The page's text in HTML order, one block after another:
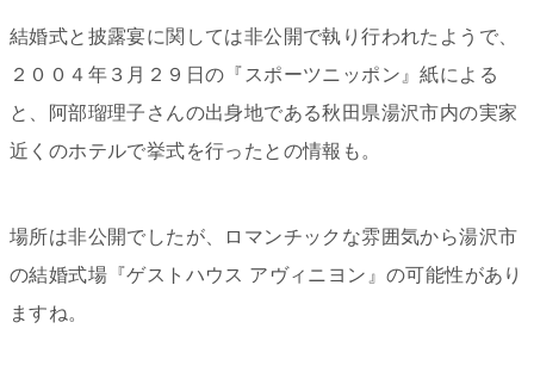
結婚式と披露宴に関しては非公開で執り行われたようで、
２００４年３月２９日の『スポーツニッポン』紙による
と、阿部瑠理子さんの出身地である秋田県湯沢市内の実家
近くのホテルで挙式を行ったとの情報も。
場所は非公開でしたが、ロマンチックな雰囲気から湯沢市
の結婚式場『ゲストハウス アヴィニヨン』の可能性があり
ますね。